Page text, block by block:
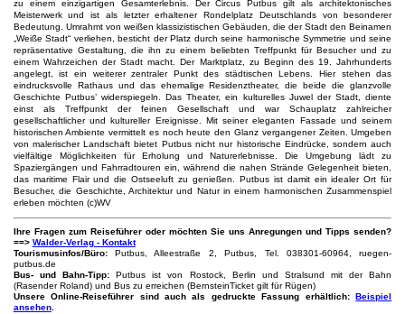
zu einem einzigartigen Gesamterlebnis. Der Circus Putbus gilt als architektonisches
Meisterwerk und ist als letzter erhaltener Rondelplatz Deutschlands von besonderer
Bedeutung. Umrahmt von weißen klassizistischen Gebäuden, die der Stadt den Beinamen
„Weiße Stadt“ verliehen, besticht der Platz durch seine harmonische Symmetrie und seine
repräsentative Gestaltung, die ihn zu einem beliebten Treffpunkt für Besucher und zu
einem Wahrzeichen der Stadt macht. Der Marktplatz, zu Beginn des 19. Jahrhunderts
angelegt, ist ein weiterer zentraler Punkt des städtischen Lebens. Hier stehen das
eindrucksvolle Rathaus und das ehemalige Residenztheater, die beide die glanzvolle
Geschichte Putbus’ widerspiegeln. Das Theater, ein kulturelles Juwel der Stadt, diente
einst als Treffpunkt der feinen Gesellschaft und war Schauplatz zahlreicher
gesellschaftlicher und kultureller Ereignisse. Mit seiner eleganten Fassade und seinem
historischen Ambiente vermittelt es noch heute den Glanz vergangener Zeiten. Umgeben
von malerischer Landschaft bietet Putbus nicht nur historische Eindrücke, sondern auch
vielfältige Möglichkeiten für Erholung und Naturerlebnisse. Die Umgebung lädt zu
Spaziergängen und Fahrradtouren ein, während die nahen Strände Gelegenheit bieten,
das maritime Flair und die Ostseeluft zu genießen. Putbus ist damit ein idealer Ort für
Besucher, die Geschichte, Architektur und Natur in einem harmonischen Zusammenspiel
erleben möchten (c)WV
Ihre Fragen zum Reiseführer oder möchten Sie uns Anregungen und Tipps senden?
==> Walder-Verlag - Kontakt
Tourismusinfos/Büro:Putbus, Alleestraße 2, Putbus, Tel. 038301-60964, ruegen-
putbus.de
Bus- und Bahn-Tipp:Putbus ist von Rostock, Berlin und Stralsund mit der Bahn
(Rasender Roland) und Bus zu erreichen (BernsteinTicket gilt für Rügen)
Unsere Online-Reiseführer sind auch als gedruckte Fassung erhältlich:Beispiel
ansehen.